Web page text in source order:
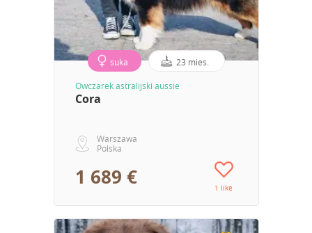
suka 23 mies.
Owczarek astralijski aussie
Cora
Warszawa
Polska
1 689 € 1 like